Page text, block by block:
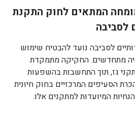
המתאים לחוק התקנת
לסביבה
לסביבה נועד להבטיח שימוש
מתחדשים. החקיקה מתמקדת
גז, תוך התחשבות בהשפעות
הסעיפים המרכזיים בחוק חיונית
המיועדות למתקנים אלו.